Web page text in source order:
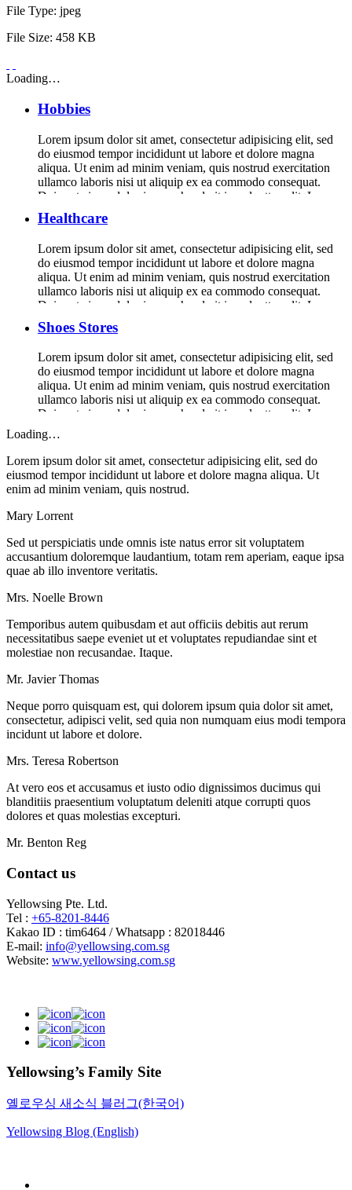
File Type: jpeg
File Size: 458 KB
Loading…
Hobbies
Lorem ipsum dolor sit amet, consectetur adipisicing elit, sed
do eiusmod tempor incididunt ut labore et dolore magna
aliqua. Ut enim ad minim veniam, quis nostrud exercitation
ullamco laboris nisi ut aliquip ex ea commodo consequat.
Duis aute irure dolor in reprehenderit in voluptte velit. Lorem
ipsum dolor sit amet, consectetur adipisicing elit, sed do […]
Healthcare
Lorem ipsum dolor sit amet, consectetur adipisicing elit, sed
do eiusmod tempor incididunt ut labore et dolore magna
aliqua. Ut enim ad minim veniam, quis nostrud exercitation
ullamco laboris nisi ut aliquip ex ea commodo consequat.
Duis aute irure dolor in reprehenderit in voluptte velit. Lorem
ipsum dolor sit amet, consectetur adipisicing elit, sed do […]
Shoes Stores
Lorem ipsum dolor sit amet, consectetur adipisicing elit, sed
do eiusmod tempor incididunt ut labore et dolore magna
aliqua. Ut enim ad minim veniam, quis nostrud exercitation
ullamco laboris nisi ut aliquip ex ea commodo consequat.
Duis aute irure dolor in reprehenderit in voluptte velit. Lorem
Loading…
Lorem ipsum dolor sit amet, consectetur adipisicing elit, sed do
eiusmod tempor incididunt ut labore et dolore magna aliqua. Ut
enim ad minim veniam, quis nostrud.
Mary Lorrent
Sed ut perspiciatis unde omnis iste natus error sit voluptatem
accusantium doloremque laudantium, totam rem aperiam, eaque ipsa
quae ab illo inventore veritatis.
Mrs. Noelle Brown
Temporibus autem quibusdam et aut officiis debitis aut rerum
necessitatibus saepe eveniet ut et voluptates repudiandae sint et
molestiae non recusandae. Itaque.
Mr. Javier Thomas
Neque porro quisquam est, qui dolorem ipsum quia dolor sit amet,
consectetur, adipisci velit, sed quia non numquam eius modi tempora
incidunt ut labore et dolore.
Mrs. Teresa Robertson
At vero eos et accusamus et iusto odio dignissimos ducimus qui
blanditiis praesentium voluptatum deleniti atque corrupti quos
dolores et quas molestias excepturi.
Mr. Benton Reg
Contact us
Yellowsing Pte. Ltd.
Tel : +65-8201-8446
Kakao ID : tim6464 / Whatsapp : 82018446
E-mail: info@yellowsing.com.sg
Website: www.yellowsing.com.sg
Yellowsing’s Family Site
옐로우싱 새소식 블러그(한국어)
Yellowsing Blog (English)